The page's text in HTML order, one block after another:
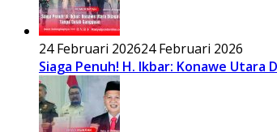
24 Februari 202624 Februari 2026
Siaga Penuh! H. Ikbar: Konawe Utara